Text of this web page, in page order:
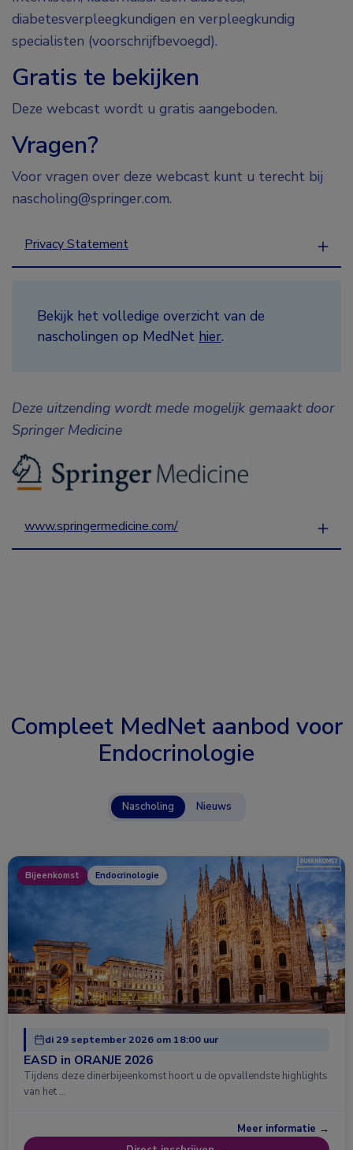
diabetesverpleegkundigen en verpleegkundig
specialisten (voorschrijfbevoegd).
Gratis te bekijken
Deze webcast wordt u gratis aangeboden.
Vragen?
Voor vragen over deze webcast kunt u terecht bij
nascholing@springer.com.
Privacy Statement
Bekijk het volledige overzicht van de
nascholingen op MedNet hier.
Deze uitzending wordt mede mogelijk gemaakt door
Springer Medicine
www.springermedicine.com/
Compleet MedNet aanbod voor
Endocrinologie
Nascholing Nieuws
Bijeenkomst Endocrinologie
di 29 september 2026 om 18:00 uur
EASD in ORANJE 2026
Tijdens deze dinerbijeenkomst hoort u de opvallendste highlights
van het …
Meer informatie →